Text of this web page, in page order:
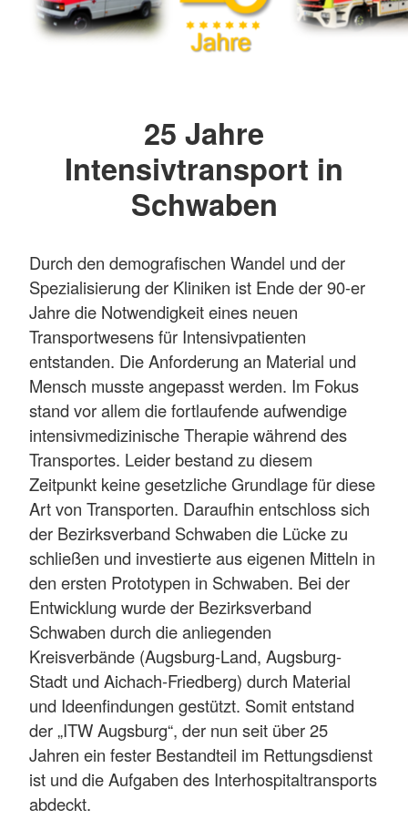
25 Jahre
Intensivtransport in
Schwaben
Durch den demografischen Wandel und der
Spezialisierung der Kliniken ist Ende der 90-er
Jahre die Notwendigkeit eines neuen
Transportwesens für Intensivpatienten
entstanden. Die Anforderung an Material und
Mensch musste angepasst werden. Im Fokus
stand vor allem die fortlaufende aufwendige
intensivmedizinische Therapie während des
Transportes. Leider bestand zu diesem
Zeitpunkt keine gesetzliche Grundlage für diese
Art von Transporten. Daraufhin entschloss sich
der Bezirksverband Schwaben die Lücke zu
schließen und investierte aus eigenen Mitteln in
den ersten Prototypen in Schwaben. Bei der
Entwicklung wurde der Bezirksverband
Schwaben durch die anliegenden
Kreisverbände (Augsburg-Land, Augsburg-
Stadt und Aichach-Friedberg) durch Material
und Ideenfindungen gestützt. Somit entstand
der „ITW Augsburg“, der nun seit über 25
Jahren ein fester Bestandteil im Rettungsdienst
ist und die Aufgaben des Interhospitaltransports
abdeckt.